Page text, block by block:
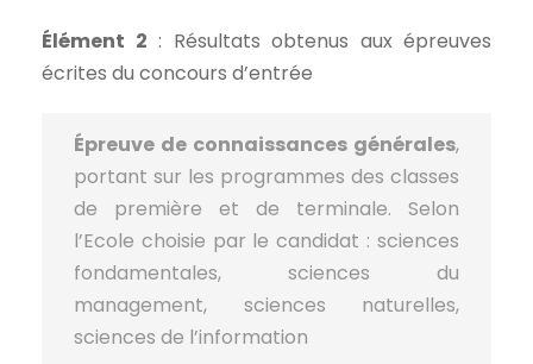
Élément 2 : Résultats obtenus aux épreuves
écrites du concours d’entrée
Épreuve de connaissances générales,
portant sur les programmes des classes
de première et de terminale. Selon
l’Ecole choisie par le candidat : sciences
fondamentales, sciences du
management, sciences naturelles,
sciences de l’information